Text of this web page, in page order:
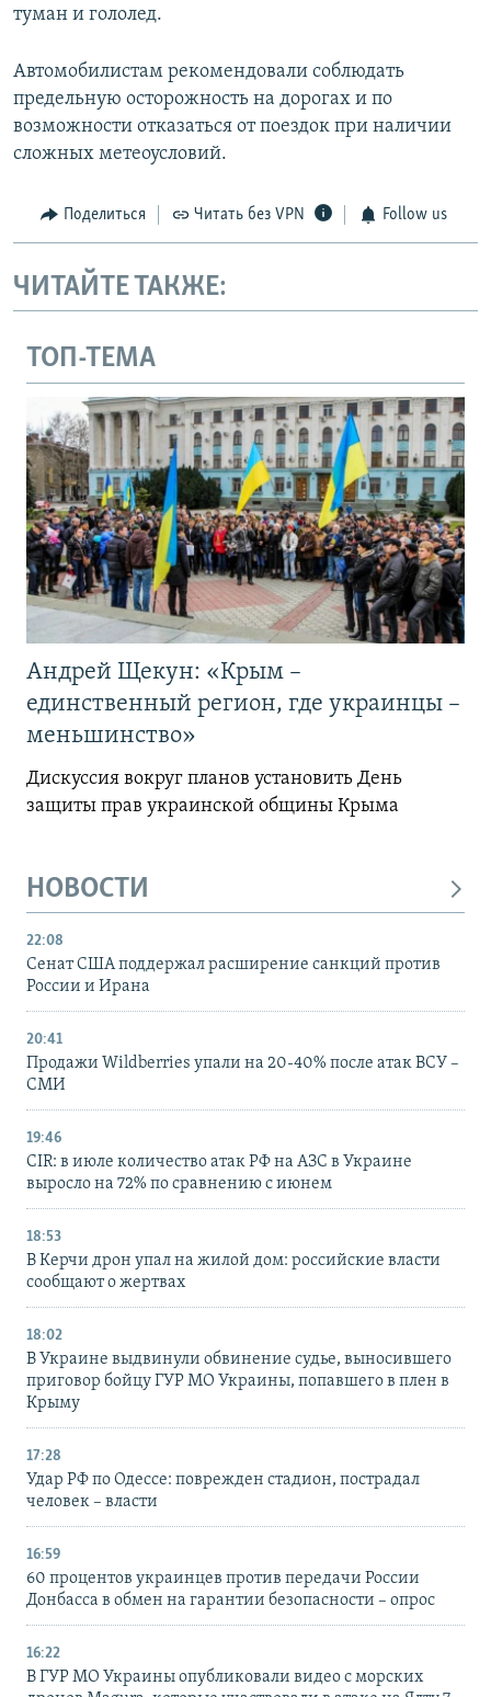
туман и гололед.
Автомобилистам рекомендовали соблюдать
предельную осторожность на дорогах и по
возможности отказаться от поездок при наличии
сложных метеоусловий.
Поделиться Читать без VPN Follow us
ЧИТАЙТЕ ТАКЖЕ:
ТОП-ТЕМА
Андрей Щекун: «Крым –
единственный регион, где украинцы –
меньшинство»
Дискуссия вокруг планов установить День
защиты прав украинской общины Крыма
НОВОСТИ
22:08
Сенат США поддержал расширение санкций против
России и Ирана
20:41
Продажи Wildberries упали на 20-40% после атак ВСУ –
СМИ
19:46
CIR: в июле количество атак РФ на АЗС в Украине
выросло на 72% по сравнению с июнем
18:53
В Керчи дрон упал на жилой дом: российские власти
сообщают о жертвах
18:02
В Украине выдвинули обвинение судье, выносившего
приговор бойцу ГУР МО Украины, попавшего в плен в
Крыму
17:28
Удар РФ по Одессе: поврежден стадион, пострадал
человек – власти
16:59
60 процентов украинцев против передачи России
Донбасса в обмен на гарантии безопасности – опрос
16:22
В ГУР МО Украины опубликовали видео с морских